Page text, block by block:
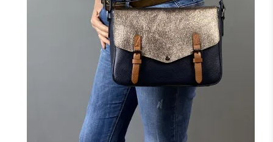
NOIRMARINECAMEL
F
TAUPE
FONCÉ
CANARD
+3
J'ajoute à mon panier !